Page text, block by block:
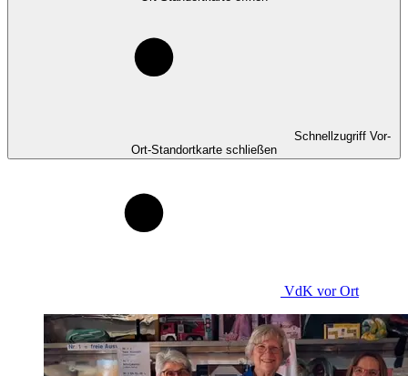
Schnellzugriff Vor-
Ort-Standortkarte schließen
VdK vor Ort